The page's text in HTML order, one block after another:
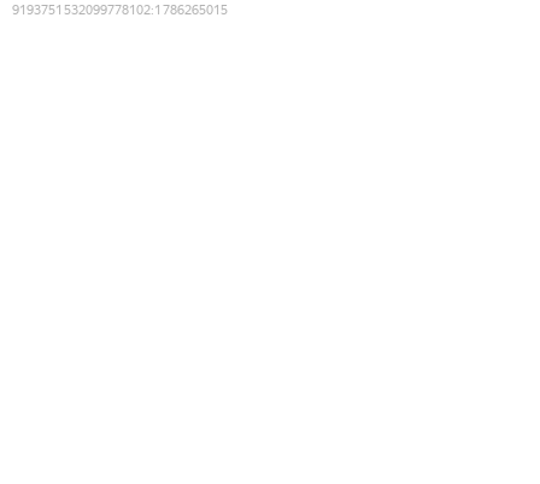
9193751532099778102:1786265015